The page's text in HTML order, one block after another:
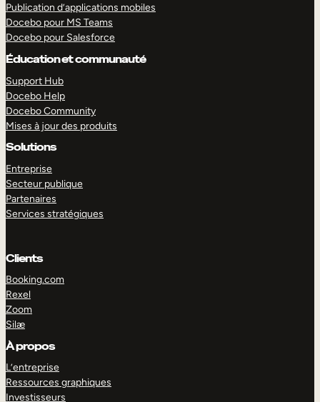
Publication d’applications mobiles
Docebo pour MS Teams
Docebo pour Salesforce
Éducation et communauté
Support Hub
Docebo Help
Docebo Community
Mises à jour des produits
Solutions
Entreprise
Secteur publique
Partenaires
Services stratégiques
Clients
Booking.com
Rexel
Zoom
Silæ
À propos
L’entreprise
Ressources graphiques
Investisseurs